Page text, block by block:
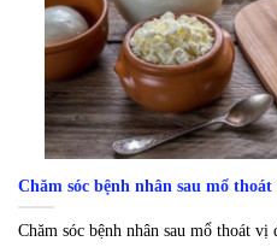
Chăm sóc bệnh nhân sau mổ
Chăm sóc bệnh nhân sau mổ thoát